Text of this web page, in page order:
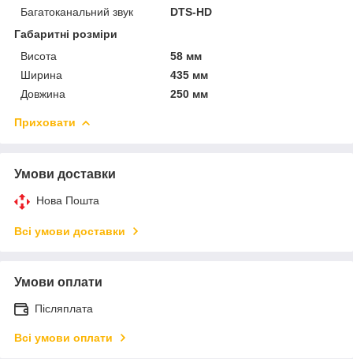
Багатоканальний звук
DTS-HD
Габаритні розміри
Висота
58 мм
Ширина
435 мм
Довжина
250 мм
Приховати
Умови доставки
Нова Пошта
Всі умови доставки
Умови оплати
Післяплата
Всі умови оплати